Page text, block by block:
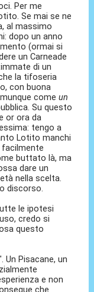
Per me
Se mai se ne
al massimo
dopo un anno
(ormai si
un Carneade
di un
la tifoseria
con buona
comeun
Su questo
or ora da
tengo a
Lotito manchi
buttato là, ma
dare un
nella scelta.
discorso.
le ipotesi
credo si
questo
Pisacane, un
e non
che